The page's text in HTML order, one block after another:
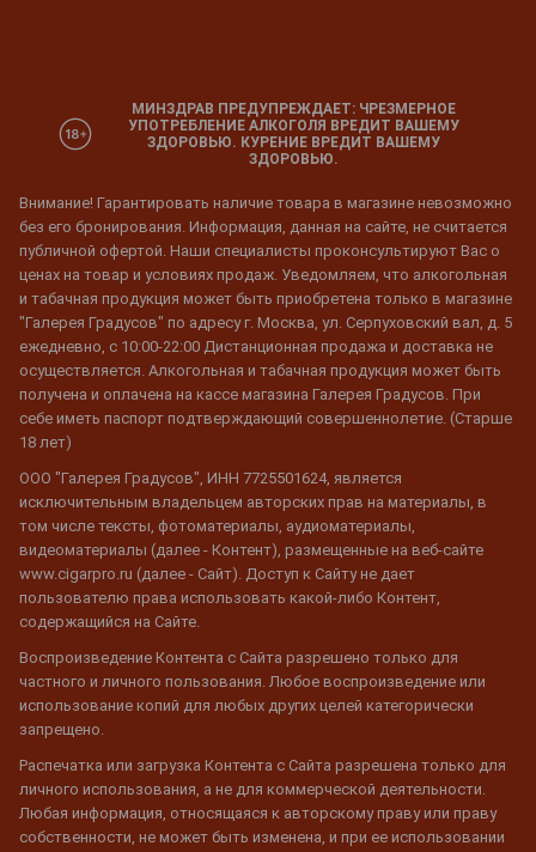
МИНЗДРАВ ПРЕДУПРЕЖДАЕТ: ЧРЕЗМЕРНОЕ
УПОТРЕБЛЕНИЕ АЛКОГОЛЯ ВРЕДИТ ВАШЕМУ
ЗДОРОВЬЮ. КУРЕНИЕ ВРЕДИТ ВАШЕМУ
ЗДОРОВЬЮ.
Внимание! Гарантировать наличие товара в магазине невозможно
без его бронирования. Информация, данная на сайте, не считается
публичной офертой. Наши специалисты проконсультируют Вас о
ценах на товар и условиях продаж. Уведомляем, что алкогольная
и табачная продукция может быть приобретена только в магазине
"Галерея Градусов" по адресу г. Москва, ул. Серпуховский вал, д. 5
ежедневно, с 10:00-22:00 Дистанционная продажа и доставка не
осуществляется. Алкогольная и табачная продукция может быть
получена и оплачена на кассе магазина Галерея Градусов. При
себе иметь паспорт подтверждающий совершеннолетие. (Старше
18 лет)
ООО "Галерея Градусов", ИНН 7725501624, является
исключительным владельцем авторских прав на материалы, в
том числе тексты, фотоматериалы, аудиоматериалы,
видеоматериалы (далее - Контент), размещенные на веб-сайте
www.cigarpro.ru (далее - Сайт). Доступ к Сайту не дает
пользователю права использовать какой-либо Контент,
содержащийся на Сайте.
Воспроизведение Контента с Сайта разрешено только для
частного и личного пользования. Любое воспроизведение или
использование копий для любых других целей категорически
запрещено.
Распечатка или загрузка Контента с Сайта разрешена только для
личного использования, а не для коммерческой деятельности.
Любая информация, относящаяся к авторскому праву или праву
собственности, не может быть изменена, и при ее использовании